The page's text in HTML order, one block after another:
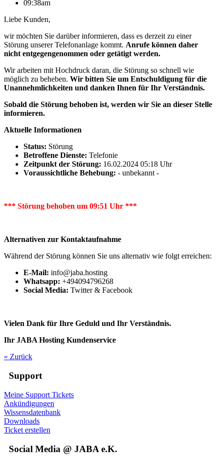
09:38am
Liebe Kunden,
wir möchten Sie darüber informieren, dass es derzeit zu einer
Störung unserer Telefonanlage kommt. Anrufe können daher
nicht entgegengenommen oder getätigt werden.
Wir arbeiten mit Hochdruck daran, die Störung so schnell wie
möglich zu beheben. Wir bitten Sie um Entschuldigung für die
Unannehmlichkeiten und danken Ihnen für Ihr Verständnis.
Sobald die Störung behoben ist, werden wir Sie an dieser Stelle
informieren.
Aktuelle Informationen
Status: Störung
Betroffene Dienste: Telefonie
Zeitpunkt der Störung: 16.02.2024 05:18 Uhr
Voraussichtliche Behebung: - unbekannt -
*** Störung behoben um 09:51 Uhr ***
Alternativen zur Kontaktaufnahme
Während der Störung können Sie uns alternativ wie folgt erreichen:
E-Mail: info@jaba.hosting
Whatsapp: +494094796268
Social Media: Twitter & Facebook
Vielen Dank für Ihre Geduld und Ihr Verständnis.
Ihr JABA Hosting Kundenservice
« Zurück
Support
Meine Support Tickets
Ankündigungen
Wissensdatenbank
Downloads
Ticket erstellen
Social Media @ JABA e.K.